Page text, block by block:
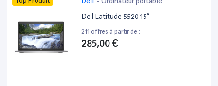
Dell Latitude 5520 15”
211 offres à partir de :
285,00 €